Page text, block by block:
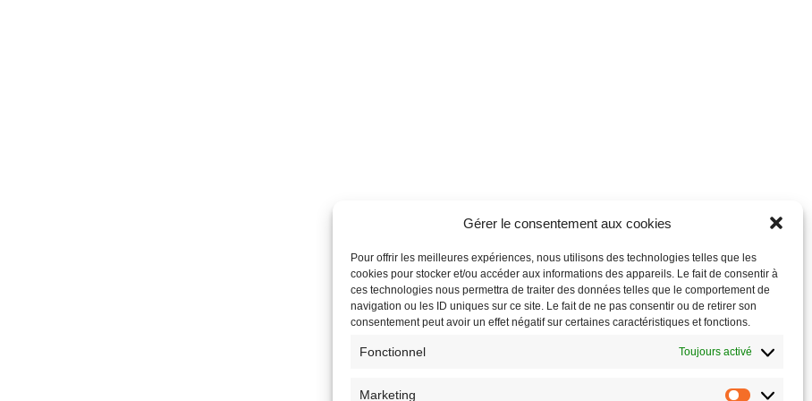
Gérer le consentement aux cookies
Pour offrir les meilleures expériences, nous utilisons des technologies telles que les
cookies pour stocker et/ou accéder aux informations des appareils. Le fait de consentir à
ces technologies nous permettra de traiter des données telles que le comportement de
navigation ou les ID uniques sur ce site. Le fait de ne pas consentir ou de retirer son
consentement peut avoir un effet négatif sur certaines caractéristiques et fonctions.
Fonctionnel Toujours activé
Marketing